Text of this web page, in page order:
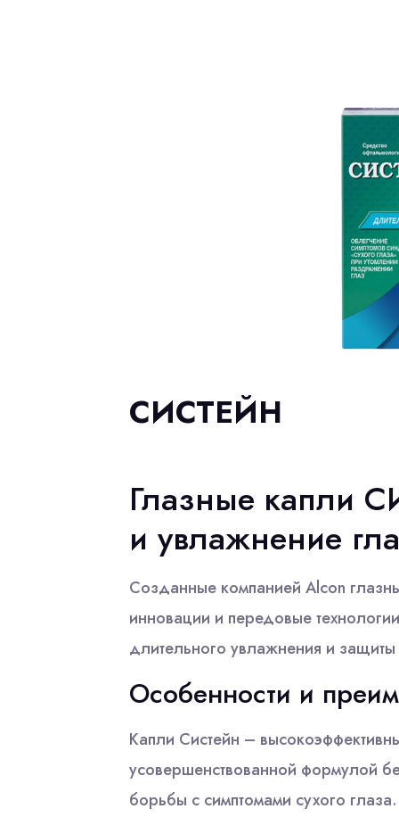
СИСТЕЙН
Глазные капли
и увлажнение
Созданные компанией Alcon
инновации и передовые
длительного увлажнения и защиты
Особенности и
Капли Систейн –
усовершенствованной формулой
борьбы с симптомами сухого глаза.